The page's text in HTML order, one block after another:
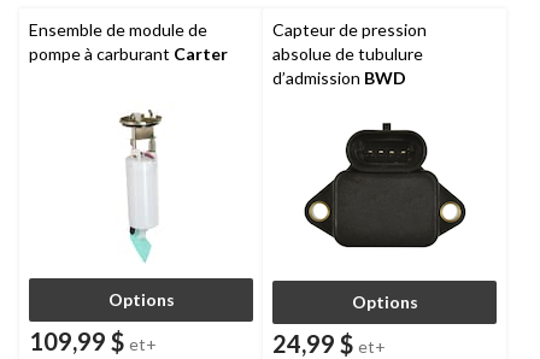
Ensemble de module de
pompe à carburant Carter
Options
109,99 $ et+
Capteur de pression
absolue de tubulure
d’admission BWD
Options
24,99 $ et+